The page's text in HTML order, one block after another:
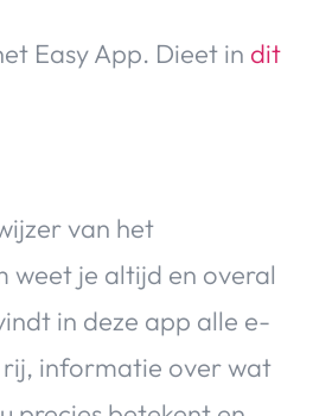
Easy App. Dieet in dit
van het
weet je altijd en overal
in deze app alle e-
rij, informatie over wat